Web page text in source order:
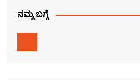
ನಮ್ಮ ಬಗ್ಗೆ